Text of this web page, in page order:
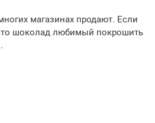
магазинах продают. Если
шоколад любимый покрошить